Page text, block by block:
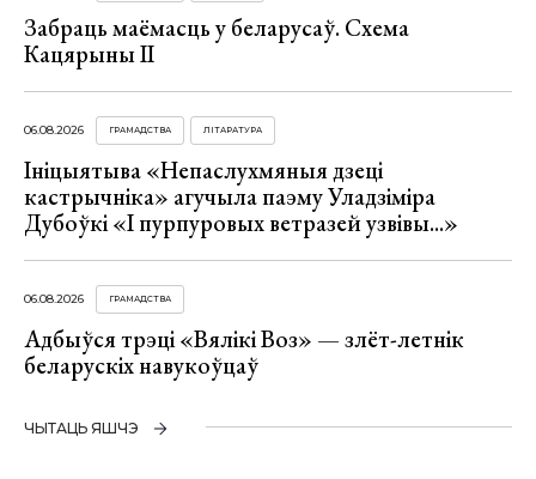
Забраць маёмасць у беларусаў. Схема
Кацярыны ІІ
06.08.2026 ГРАМАДСТВА ЛІТАРАТУРА
Ініцыятыва «Непаслухмяныя дзеці
кастрычніка» агучыла паэму Уладзіміра
Дубоўкі «І пурпуровых ветразей узвівы...»
06.08.2026 ГРАМАДСТВА
Адбыўся трэці «Вялікі Воз» — злёт-летнік
беларускіх навукоўцаў
ЧЫТАЦЬ ЯШЧЭ